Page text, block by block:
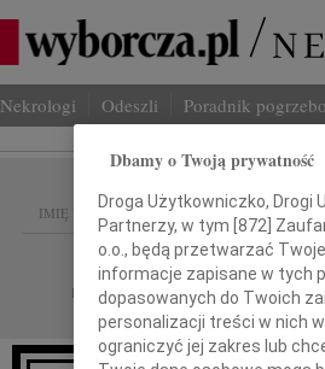
Nekrologi Odeszli Poradnik
IMIĘ I NAZWISKO:
REGION: Łódź
DATA EMISJI: 31.08.2010
Dbamy o Twoją prywatność
Droga Użytkowniczko, Drogi
Partnerzy, w tym [872]
o.o., będą przetwarzać
informacje zapisane w tych
dopasowanych do Twoich
personalizacji treści w nich
ograniczyć jej zakres lub